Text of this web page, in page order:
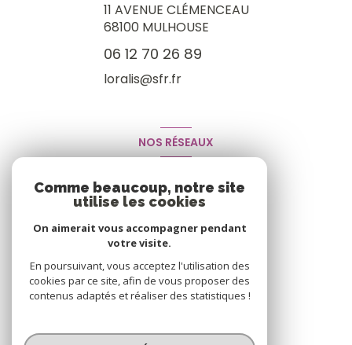
11 AVENUE CLÉMENCEAU
68100 MULHOUSE
06 12 70 26 89
loralis@sfr.fr
NOS RÉSEAUX
© 2026 | Tous droits réservés
Comme beaucoup, notre site
utilise les cookies
On aimerait vous accompagner pendant
votre visite.
En poursuivant, vous acceptez l'utilisation des
cookies par ce site, afin de vous proposer des
contenus adaptés et réaliser des statistiques !